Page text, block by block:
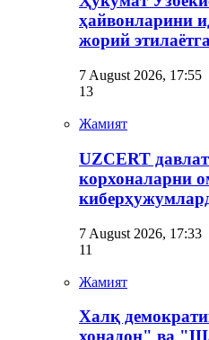
ҳайвонларини
жорий
7 August 2026, 17:55
13
Жамият
UZCERT
корхоналарни
7 August 2026, 17:33
11
Жамият
Халқ
хонадон" ва